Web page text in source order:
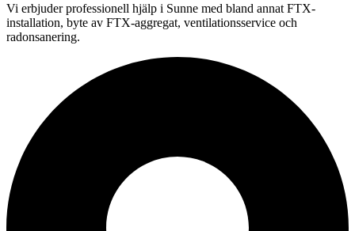
Vi erbjuder professionell hjälp i Sunne med bland annat FTX-
installation, byte av FTX-aggregat, ventilationsservice och
radonsanering.